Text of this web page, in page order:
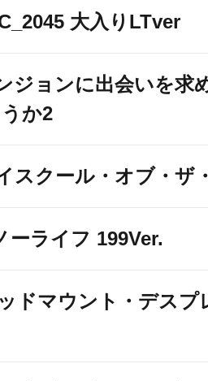
大入りLTver
ジョンに出会いを求
か2
スクール・オブ・ザ
ーライフ 199Ver.
ドマウント・デスプ